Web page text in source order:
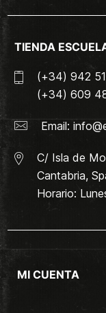
TIENDA
(+34) 942
(+34) 609
Email:
C/ Isla de
Cantabria,
Horario:
MI CUENTA